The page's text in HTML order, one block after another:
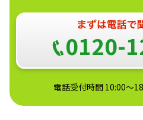
0120-
電話受付時間 10:00～